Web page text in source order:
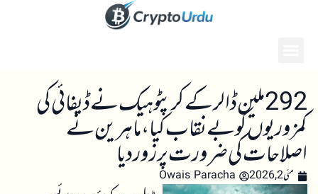
292 ملین ڈالر کے کرپٹو ہیک نے ڈیفائی کی
کمزوریوں کو بے نقاب کیا، ماہرین نے
اصلاحات کی ضرورت پر زور دیا
مئی 2, 2026 Owais Paracha